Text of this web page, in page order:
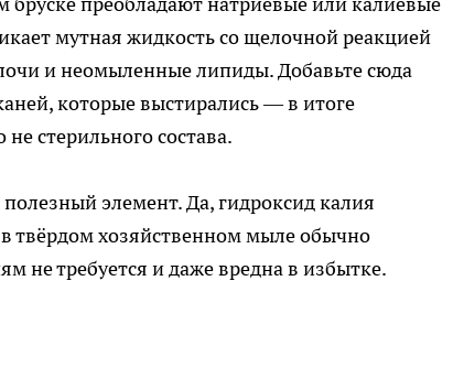
мутная жидкость со щелочной реакцией
и неомыленные липиды. Добавьте сюда
которые выстирались — в итоге
стерильного состава.
элемент. Да, гидроксид калия
твёрдом хозяйственном мыле обычно
не требуется и даже вредна в избытке.